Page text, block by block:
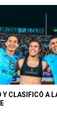
Y CLASIFICÓ A